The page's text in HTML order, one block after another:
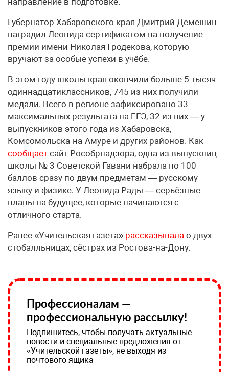
Губернатор Хабаровского края Дмитрий Демешин
наградил Леонида сертификатом на получение
премии имени Николая Гродекова, которую
вручают за особые успехи в учёбе.
В этом году школы края окончили больше 5 тысяч
одиннадцатиклассников, 745 из них получили
медали. Всего в регионе зафиксировано 33
максимальных результата на ЕГЭ, 32 из них — у
выпускников этого года из Хабаровска,
Комсомольска-на-Амуре и других районов. Как
сообщает сайт Рособрнадзора, одна из выпускниц
школы № 3 Советской Гавани набрала по 100
баллов сразу по двум предметам — русскому
языку и физике. У Леонида Рады — серьёзные
планы на будущее, которые начинаются с
отличного старта.
Ранее «Учительская газета» рассказывала о двух
стобалльницах, сёстрах из Ростова-на-Дону.
Профессионалам —
профессиональную рассылку!
Подпишитесь, чтобы получать актуальные
новости и специальные предложения от
«Учительской газеты», не выходя из
почтового ящика